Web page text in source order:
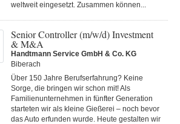
weltweit eingesetzt. Zusammen können...
Senior Controller (m/w/d) Investment
& M&A
Handtmann Service GmbH & Co. KG
Biberach
Über 150 Jahre Berufserfahrung? Keine
Sorge, die bringen wir schon mit! Als
Familienunternehmen in fünfter Generation
starteten wir als kleine Gießerei – noch bevor
das Auto erfunden wurde. Heute gestalten wir